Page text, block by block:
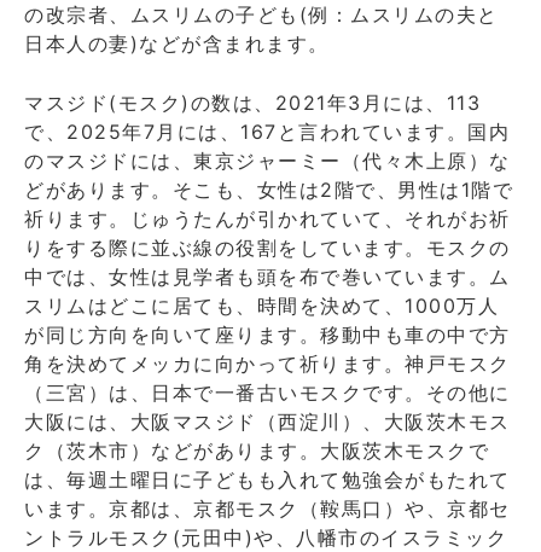
の改宗者、ムスリムの子ども(例：ムスリムの夫と
日本人の妻)などが含まれます。
マスジド(モスク)の数は、2021年3月には、113
で、2025年7月には、167と言われています。国内
のマスジドには、東京ジャーミー（代々木上原）な
どがあります。そこも、女性は2階で、男性は1階で
祈ります。じゅうたんが引かれていて、それがお祈
りをする際に並ぶ線の役割をしています。モスクの
中では、女性は見学者も頭を布で巻いています。ム
スリムはどこに居ても、時間を決めて、1000万人
が同じ方向を向いて座ります。移動中も車の中で方
角を決めてメッカに向かって祈ります。神戸モスク
（三宮）は、日本で一番古いモスクです。その他に
大阪には、大阪マスジド（西淀川）、大阪茨木モス
ク（茨木市）などがあります。大阪茨木モスクで
は、毎週土曜日に子どもも入れて勉強会がもたれて
います。京都は、京都モスク（鞍馬口）や、京都セ
ントラルモスク(元田中)や、八幡市のイスラミック